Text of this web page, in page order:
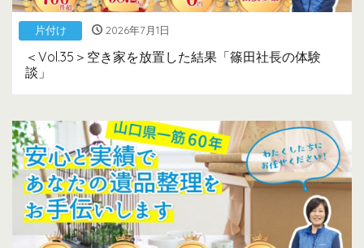
片付け 2026年7月1日
＜Vol.35＞空き家を放置した結果「篠田社長の体験
談」